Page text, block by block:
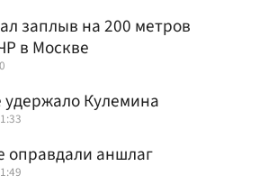
заплыв на 200 метров
в Москве
удержало Кулемина
оправдали аншлаг